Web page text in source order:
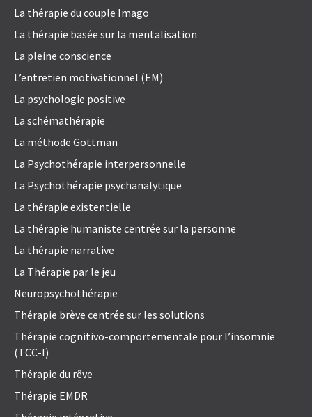
La thérapie du couple Imago
La thérapie basée sur la mentalisation
La pleine conscience
L’entretien motivationnel (EM)
La psychologie positive
La schémathérapie
La méthode Gottman
La Psychothérapie interpersonnelle
La Psychothérapie psychanalytique
La thérapie existentielle
La thérapie humaniste centrée sur la personne
La thérapie narrative
La Thérapie par le jeu
Neuropsychothérapie
Thérapie brève centrée sur les solutions
Thérapie cognitivo-comportementale pour l’insomnie
(TCC-I)
Thérapie du rêve
Thérapie EMDR